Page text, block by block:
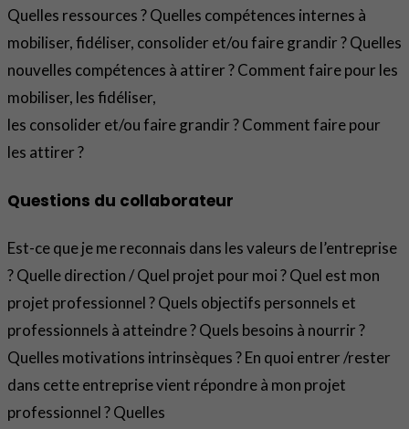
Quelles ressources ? Quelles compétences internes à
mobiliser, fidéliser, consolider et/ou faire grandir ? Quelles
nouvelles compétences à attirer ? Comment faire pour les
mobiliser, les fidéliser,
les consolider et/ou faire grandir ? Comment faire pour
les attirer ?
Questions du collaborateur
Est-ce que je me reconnais dans les valeurs de l’entreprise
? Quelle direction / Quel projet pour moi ? Quel est mon
projet professionnel ? Quels objectifs personnels et
professionnels à atteindre ? Quels besoins à nourrir ?
Quelles motivations intrinsèques ? En quoi entrer /rester
dans cette entreprise vient répondre à mon projet
professionnel ? Quelles